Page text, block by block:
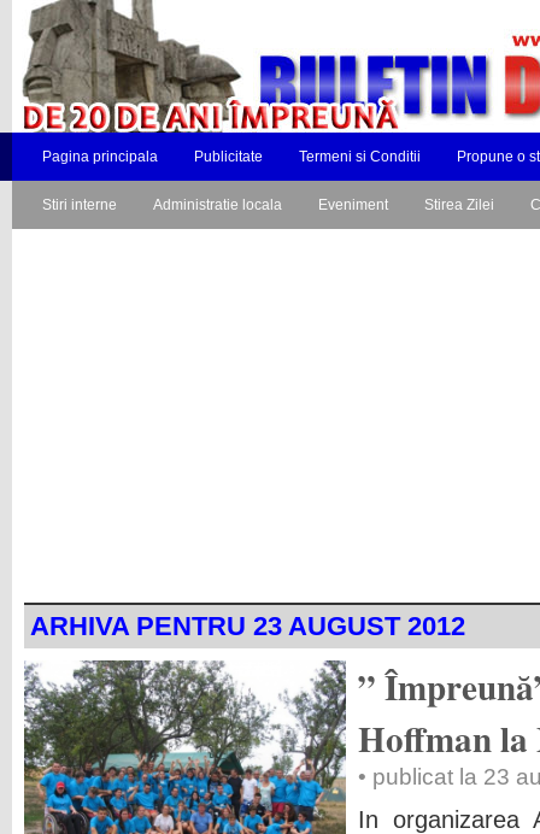
Pagina principala Publicitate Termeni si Conditii Propune o
Stiri interne Administratie locala Eveniment Stirea Zilei
ARHIVA PENTRU 23 AUGUST 2012
”
Hoffman la
• publicat la 23
In organizarea